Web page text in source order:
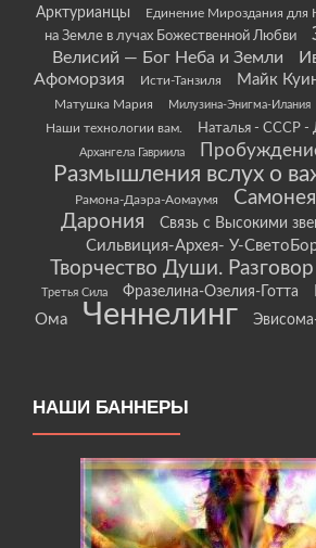
Арктурианцы
Единение Мироздания для
на Земле в лучах Божественной Любви
Велисий — Бог Неба и Земли
Афоморзия
Исти-Танзиля Майк
Матушка Мария Милузина-Энигма-Илания
Наши технологии вам.
Наталья - СССР -
Архангела Гавриила
Размышления вслух о
Рамона-Даэра-Аомаумя
Дарония
Связь с Высокими
Сильвиция-Архея- У-
Творчество Души.
Третья Сила Фразелина-Озелия-Готта
Ома
Ченнелинг
НАШИ БАННЕРЫ